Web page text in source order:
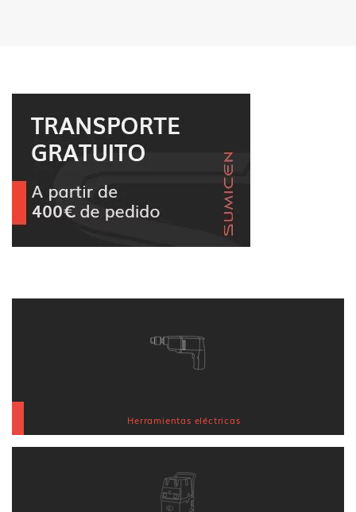
Herramientas eléctricas